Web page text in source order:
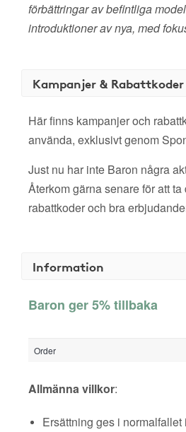
förbättringar av befintliga
introduktioner av nya, med
Kampanjer & Rabattkoder
Här finns kampanjer och
använda, exklusivt genom
Just nu har inte Baron några
Återkom gärna senare för att
rabattkoder och bra
Information
Baron ger 5% tillbaka
Order
Allmänna villkor:
Ersättning ges i normalfallet